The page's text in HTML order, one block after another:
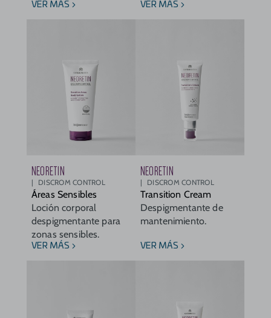
VER MÁS VER MÁS
NEORETIN
DISCROM CONTROL
Áreas Sensibles
Loción corporal
despigmentante para
zonas sensibles.
VER MÁS
NEORETIN
DISCROM CONTROL
Transition Cream
Despigmentante de
mantenimiento.
VER MÁS